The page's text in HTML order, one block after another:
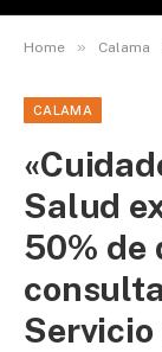
Home » Calama
CALAMA
Salud
50% de